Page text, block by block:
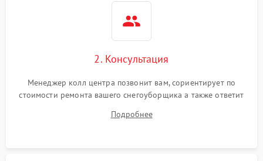
2. Консультация
Менеджер колл центра позвонит вам, сориентирует по
стоимости ремонта вашего снегоуборщика а также ответит
Подробнее